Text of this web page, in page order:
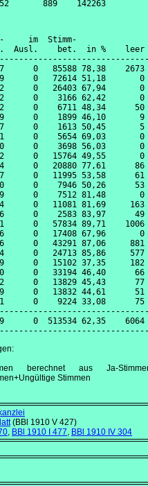
im  Stimm-
Ausl.    bet.  in %
0   85588 78,38
0   72614 51,18
0   26403 67,94
0    3166 62,42
0    6711 48,34
0    1899 46,10
0    1613 50,45
0    5654 69,03
0    3698 56,03
0   15764 49,55
0   20880 77,61
0   11995 53,58
0    7946 50,26
0    7512 81,48
0   11081 81,69
0    2583 83,97
0   57834 89,71
0   17408 67,96
0   43291 87,06
0   24713 85,86
0   15102 37,35
0   33194 46,40
0   13829 45,43
0   13832 44,61
0    9224 33,08
0  513534 62,35    6064
berechnet aus Ja-
Stimmen
(BBl 1910 V 427)
, BBl 1910 I 477, BBl 1910 IV 304